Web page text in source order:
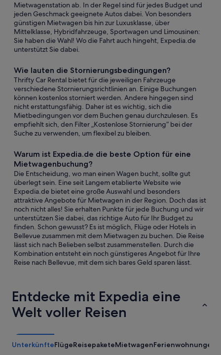
Mietwagenstation ab. In der Regel sind für jedes Budget und
jeden Geschmack geeignete Autos dabei. Von besonders
günstigen Mietwagen bis hin zur Luxusklasse, über
Mittelklasse, Hybridfahrzeuge, Sportwagen und Limousinen:
Sie haben die Wahl! Wo die Fahrt auch hingeht, Expedia.de
unterstützt Sie dabei.
Wie lauten die Stornierungsbedingungen?
Thrifty Car Rental bietet für die jeweiligen Fahrzeuge
verschiedene Stornierungsrichtlinien an. Einige Buchungen
können kostenlos storniert werden. Andere hingegen sind
nicht erstattungsfähig. Daher ist es wichtig, sich die
Mietbedingungen vor dem Buchen genau durchzulesen. Es
empfiehlt sich, den Filter „Kostenlose Stornierung“ bei der
Suche zu verwenden, um flexibel zu bleiben.
Warum ist Expedia.de die beste Option für eine
Mietwagenbuchung?
Die Entscheidung, wo man einen Wagen bucht, sollte gut
überlegt sein. Eine seit Langem etablierte Website wie
Expedia.de bietet eine große Auswahl und besonders
attraktive Angebote für Mietwagen in der Region. Doch das ist
noch nicht alles! Sie erhalten Punkte für jede Buchung und wir
unterstützen Sie dabei, das richtige Auto für Ihr Budget zu
finden. Schon gewusst? Es ist möglich, Flüge oder Hotels in
Bellevue zusammen mit dem Mietwagen zu buchen. Die Reise
lässt sich nach Belieben selbst zusammenstellen. Durch die
Kombination entsteht ein noch günstigeres Angebot für Ihre
Reise nach Bellevue, mit dem sich bares Geld sparen lässt.
Entdecke mit Expedia eine
Welt voller Reisen
UnterkünfteFlügeReisepaketeMietwagenFerienwohnungen